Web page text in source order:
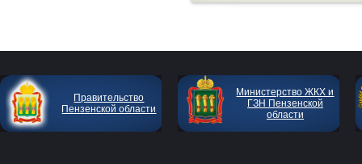
Правительство
Пензенской области
Министерство ЖКХ и
ГЗН Пензенской
области